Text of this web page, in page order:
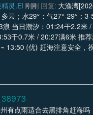
灵.EI 刚刚 回复: 大渔湾
云；水29°；气27°-29°；3-
浪 当日潮汐：01:24干2.2米
干0.7米 / 20:27满6米 推
13:50 (优) 赶海注意安全，
有点雨适合去黑排角赶海吗